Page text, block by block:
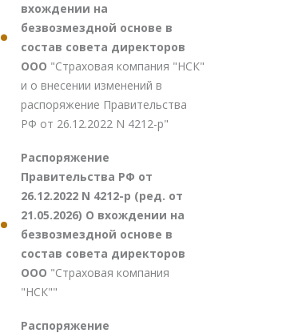
вхождении на
безвозмездной основе в
состав совета директоров
ООО "Страховая компания "НСК"
и о внесении изменений в
распоряжение Правительства
РФ от 26.12.2022 N 4212-р"
Распоряжение
Правительства РФ от
26.12.2022 N 4212-р (ред. от
21.05.2026) О вхождении на
безвозмездной основе в
состав совета директоров
ООО "Страховая компания
"НСК""
Распоряжение